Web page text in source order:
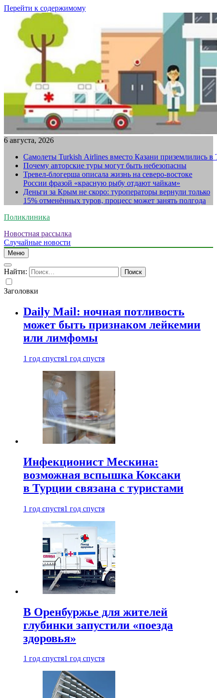
Перейти к содержимому
6 августа, 2026
Самолеты Turkish Airlines вместо Казани приземлились в
Почему авторские туры могут быть небезопасны
Тревел-блогерша описала жизнь на северо-востоке
России фразой «красную рыбу отдают чайкам»
Деньги за Крым не скоро: туроператоры вернули только
15% отменённых туров, процесс может занять полгода
Поликлиника
Новостная рассылка
Случайные новости
Меню
Найти:
Заголовки
Daily Mail: ночная потливость
может быть признаком лейкемии
или лимфомы
1 год спустя1 год спустя
Инфекционист Мескина:
возможная вспышка Коксаки
в Турции связана с туристами
1 год спустя1 год спустя
В Оренбуржье для жителей
глубинки запустили «поезда
здоровья»
1 год спустя1 год спустя